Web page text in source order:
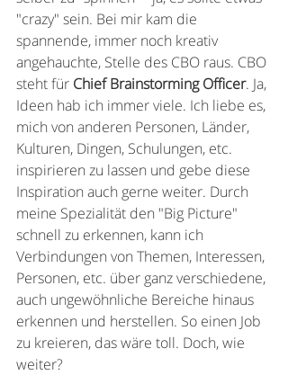
"crazy" sein. Bei mir kam die
spannende, immer noch kreativ
angehauchte, Stelle des CBO raus. CBO
steht für Chief Brainstorming Officer. Ja,
Ideen hab ich immer viele. Ich liebe es,
mich von anderen Personen, Länder,
Kulturen, Dingen, Schulungen, etc.
inspirieren zu lassen und gebe diese
Inspiration auch gerne weiter. Durch
meine Spezialität den "Big Picture"
schnell zu erkennen, kann ich
Verbindungen von Themen, Interessen,
Personen, etc. über ganz verschiedene,
auch ungewöhnliche Bereiche hinaus
erkennen und herstellen. So einen Job
zu kreieren, das wäre toll. Doch, wie
weiter?